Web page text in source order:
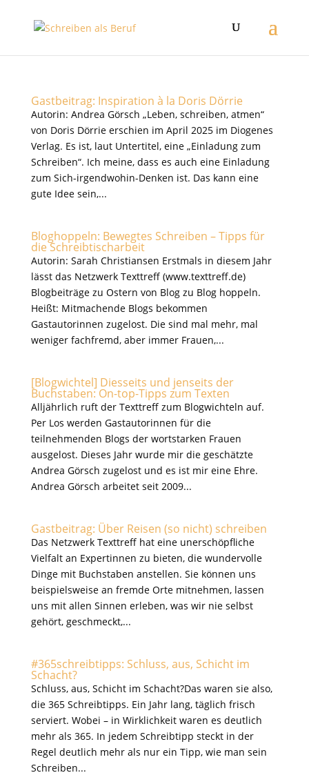
Gastbeitrag: Inspiration à la Doris Dörrie
Autorin: Andrea Görsch „Leben, schreiben, atmen“
von Doris Dörrie erschien im April 2025 im Diogenes
Verlag. Es ist, laut Untertitel, eine „Einladung zum
Schreiben“. Ich meine, dass es auch eine Einladung
zum Sich-irgendwohin-Denken ist. Das kann eine
gute Idee sein,...
Bloghoppeln: Bewegtes Schreiben – Tipps für
die Schreibtischarbeit
Autorin: Sarah Christiansen Erstmals in diesem Jahr
lässt das Netzwerk Texttreff (www.texttreff.de)
Blogbeiträge zu Ostern von Blog zu Blog hoppeln.
Heißt: Mitmachende Blogs bekommen
Gastautorinnen zugelost. Die sind mal mehr, mal
weniger fachfremd, aber immer Frauen,...
[Blogwichtel] Diesseits und jenseits der
Buchstaben: On-top-Tipps zum Texten
Alljährlich ruft der Texttreff zum Blogwichteln auf.
Per Los werden Gastautorinnen für die
teilnehmenden Blogs der wortstarken Frauen
ausgelost. Dieses Jahr wurde mir die geschätzte
Andrea Görsch zugelost und es ist mir eine Ehre.
Andrea Görsch arbeitet seit 2009...
Gastbeitrag: Über Reisen (so nicht) schreiben
Das Netzwerk Texttreff hat eine unerschöpfliche
Vielfalt an Expertinnen zu bieten, die wundervolle
Dinge mit Buchstaben anstellen. Sie können uns
beispielsweise an fremde Orte mitnehmen, lassen
uns mit allen Sinnen erleben, was wir nie selbst
gehört, geschmeckt,...
#365schreibtipps: Schluss, aus, Schicht im
Schacht?
Schluss, aus, Schicht im Schacht?Das waren sie also,
die 365 Schreibtipps. Ein Jahr lang, täglich frisch
serviert. Wobei – in Wirklichkeit waren es deutlich
mehr als 365. In jedem Schreibtipp steckt in der
Regel deutlich mehr als nur ein Tipp, wie man sein
Schreiben...